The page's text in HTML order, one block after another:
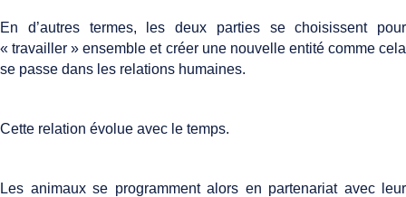
En d’autres termes, les deux parties se choisissent pour
« travailler » ensemble et créer une nouvelle entité comme cela
se passe dans les relations humaines.
Cette relation évolue avec le temps.
Les animaux se programment alors en partenariat avec leur